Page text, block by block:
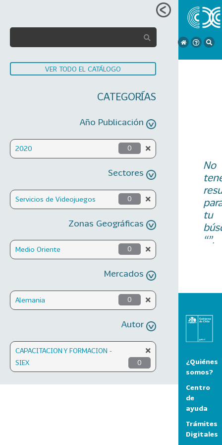
VER TODO EL CATÁLOGO
CATEGORÍAS
Año Publicación
2020 0
Sectores
Servicios de Videojuegos 0
Zonas Geográficas
Medio Oriente 0
Mercados
Alemania 0
Autor
CAPACITACION Y FORMACION -
SIEX
0
No
tu
“”.
¿Quiénes
somos?
Centro
de
ayuda
Trámites
Digitales